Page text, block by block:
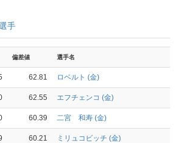
手
偏差値 選手名
62.81 ロベルト (金)
62.55 エフチェンコ (金)
60.39 二宮 和寿 (金)
60.21 ミリュコビッチ (金)